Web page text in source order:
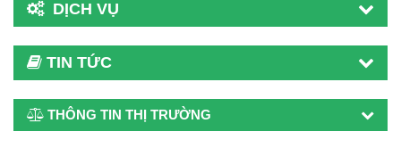
DỊCH VỤ
TIN TỨC
THÔNG TIN THỊ TRƯỜNG